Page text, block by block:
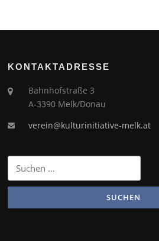
KONTAKTADRESSE
Bahnhofstraße 3
A-3390 Melk/Donau
verein@kulturinitiative-melk.at
Suchen